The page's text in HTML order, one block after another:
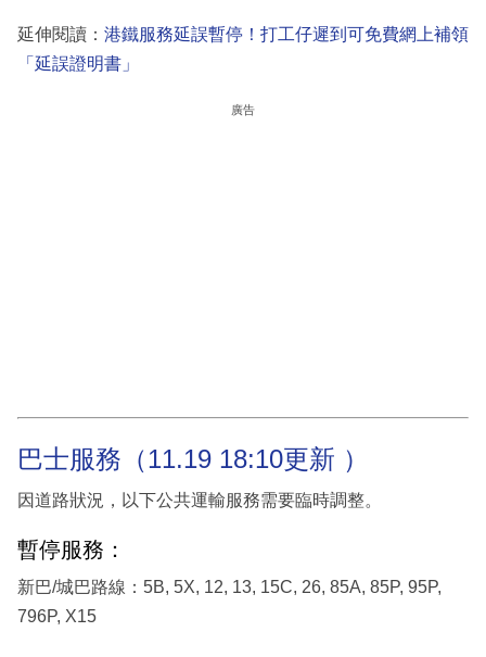
延伸閱讀： 港鐵服務延誤暫停！打工仔遲到可免費網上補領
「延誤證明書」
廣告
巴士服務（11.19 18:10更新 ）
因道路狀況，以下公共運輸服務需要臨時調整。
暫停服務：
新巴/城巴路線：5B, 5X, 12, 13, 15C, 26, 85A, 85P, 95P,
796P, X15